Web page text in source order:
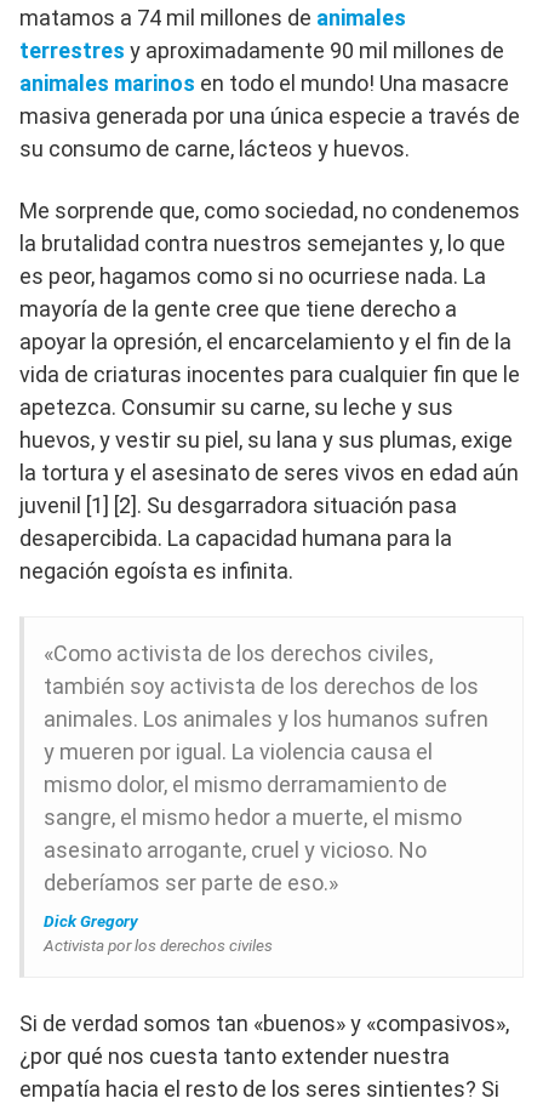
matamos a 74 mil millones de animales
terrestres y aproximadamente 90 mil millones de
animales marinos en todo el mundo! Una masacre
masiva generada por una única especie a través de
su consumo de carne, lácteos y huevos.
Me sorprende que, como sociedad, no condenemos
la brutalidad contra nuestros semejantes y, lo que
es peor, hagamos como si no ocurriese nada. La
mayoría de la gente cree que tiene derecho a
apoyar la opresión, el encarcelamiento y el fin de la
vida de criaturas inocentes para cualquier fin que le
apetezca. Consumir su carne, su leche y sus
huevos, y vestir su piel, su lana y sus plumas, exige
la tortura y el asesinato de seres vivos en edad aún
juvenil [1] [2]. Su desgarradora situación pasa
desapercibida. La capacidad humana para la
negación egoísta es infinita.
«Como activista de los derechos civiles,
también soy activista de los derechos de los
animales. Los animales y los humanos sufren
y mueren por igual. La violencia causa el
mismo dolor, el mismo derramamiento de
sangre, el mismo hedor a muerte, el mismo
asesinato arrogante, cruel y vicioso. No
deberíamos ser parte de eso.»
Dick Gregory
Activista por los derechos civiles
Si de verdad somos tan «buenos» y «compasivos»,
¿por qué nos cuesta tanto extender nuestra
empatía hacia el resto de los seres sintientes? Si